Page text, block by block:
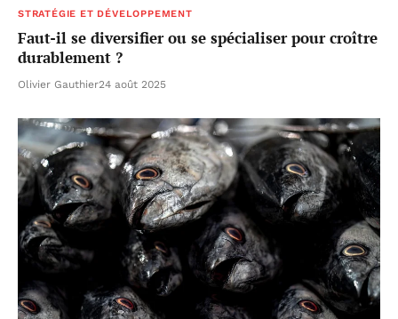
STRATÉGIE ET DÉVELOPPEMENT
Faut-il se diversifier ou se spécialiser pour croître
durablement ?
Olivier Gauthier24 août 2025